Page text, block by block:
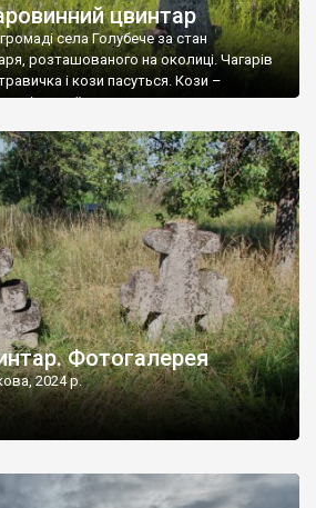
цвинтар
села Голубече за стан
розташованого на околиці. Чагарів
і кози пасуться. Кози –
шкідливої, для старих кладовищ,
обгризають, бо то улюблений
у Голубечому ціла колекція
Село відносно невелике, […]
Фотогалерея
2024 р.